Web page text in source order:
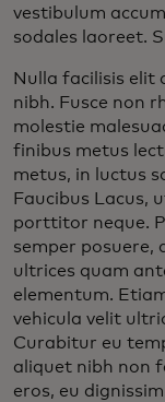
vestibulum
sodales laoreet.
Nulla facilisis elit
nibh. Fusce non
molestie
finibus metus
metus, in luctus
Faucibus Lacus,
porttitor neque.
semper posuere,
ultrices quam
elementum.
vehicula velit
Curabitur eu
aliquet nibh non
eros, eu